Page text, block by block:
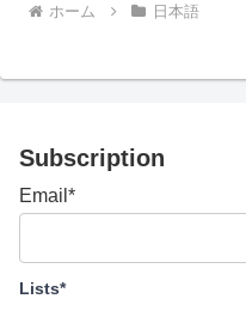
ホーム 日本語
Subscription
Email*
Lists*